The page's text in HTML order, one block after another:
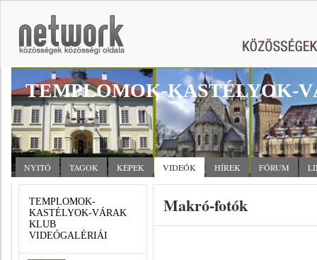
TEMPLOMOK-KASTÉLYOK-
NYITÓ TAGOK KÉPEK VIDEÓK HÍREK FÓRUM
TEMPLOMOK-
KASTÉLYOK-VÁRAK
KLUB
VIDEÓGALÉRIÁI
Makró-fotók